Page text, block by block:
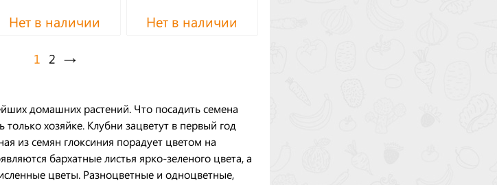
Нет в наличии Нет в наличии
1 2 →
домашних растений. Что посадить семена
только хозяйке. Клубни зацветут в первый год
из семян глоксиния порадует цветом на
бархатные листья ярко-зеленого цвета, а
цветы. Разноцветные и одноцветные,